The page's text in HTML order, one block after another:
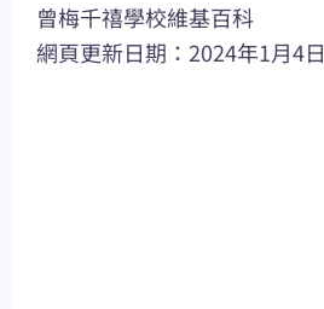
曾梅千禧學校維基百科
網頁更新日期：2024年1月4日